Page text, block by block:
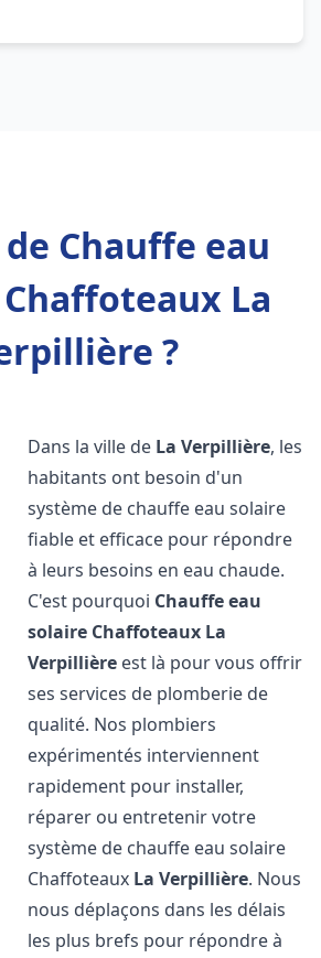
Chauffe eau
La
?
Dans la ville de La Verpillière, les
habitants ont besoin d'un
système de chauffe eau solaire
fiable et efficace pour répondre
à leurs besoins en eau chaude.
C'est pourquoi Chauffe eau
solaire Chaffoteaux La
Verpillière est là pour vous offrir
ses services de plomberie de
qualité. Nos plombiers
expérimentés interviennent
rapidement pour installer,
réparer ou entretenir votre
système de chauffe eau solaire
Chaffoteaux La Verpillière. Nous
nous déplaçons dans les délais
les plus brefs pour répondre à